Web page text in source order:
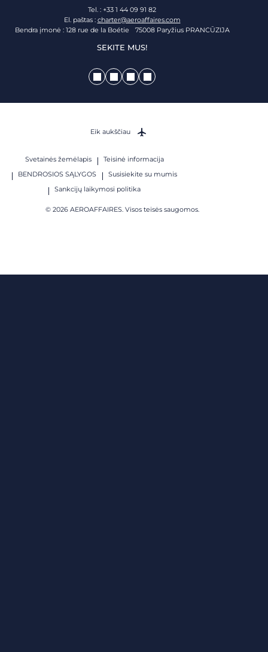
Tel. : +33 1 44 09 91 82
El. paštas : charter@aeroaffaires.com
Bendra įmonė : 128 rue de la Boétie 75008 Paryžius PRANCŪZIJA
SEKITE MUS!
Svetainės žemėlapis
Teisinė informacija
BENDROSIOS SĄLYGOS
Susisiekite su mumis
Sankcijų laikymosi politika
© 2026 AEROAFFAIRES. Visos teisės saugomos.
Eik aukščiau